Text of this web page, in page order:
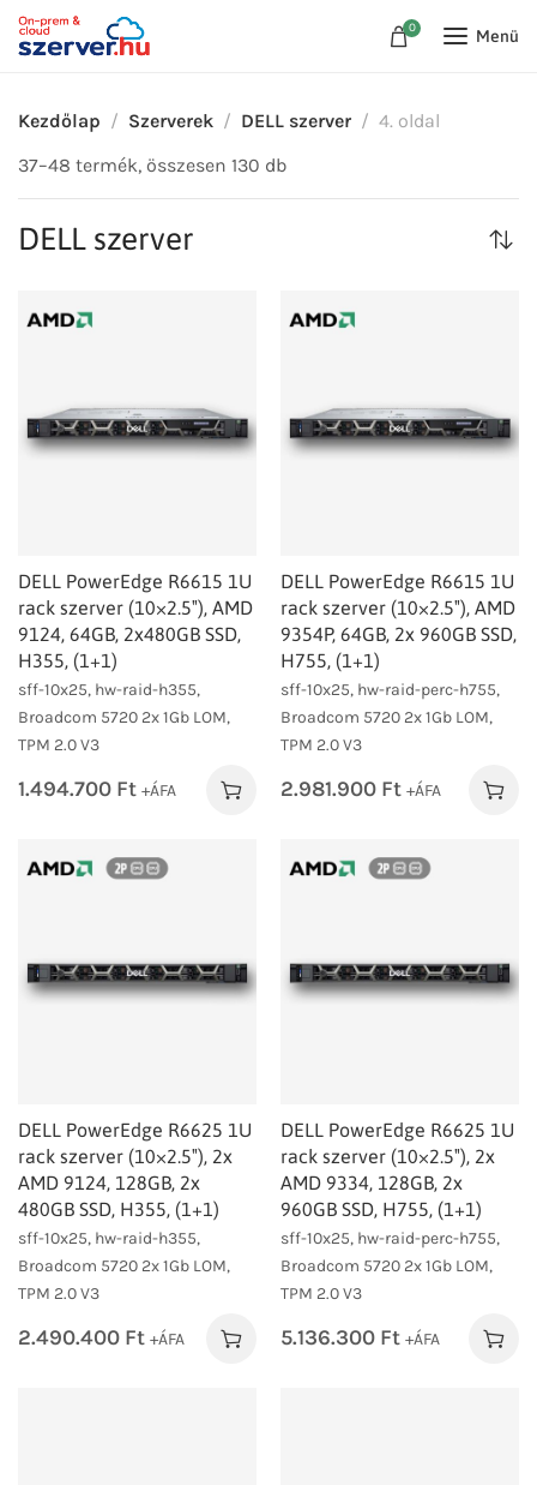
0 Menü
Kezdőlap Szerverek DELL szerver
4. oldal
37–48 termék, összesen 130 db
DELL szerver
DELL PowerEdge R6615 1U
rack szerver (10×2.5″), AMD
9124, 64GB, 2x480GB SSD,
H355, (1+1)
sff-10x25, hw-raid-h355,
Broadcom 5720 2x 1Gb LOM,
TPM 2.0 V3
1.494.700 Ft +ÁFA
DELL PowerEdge R6615 1U
rack szerver (10×2.5″), AMD
9354P, 64GB, 2x 960GB SSD,
H755, (1+1)
sff-10x25, hw-raid-perc-h755,
Broadcom 5720 2x 1Gb LOM,
TPM 2.0 V3
2.981.900 Ft +ÁFA
DELL PowerEdge R6625 1U
rack szerver (10×2.5″), 2x
AMD 9124, 128GB, 2x
480GB SSD, H355, (1+1)
sff-10x25, hw-raid-h355,
Broadcom 5720 2x 1Gb LOM,
TPM 2.0 V3
2.490.400 Ft +ÁFA
DELL PowerEdge R6625 1U
rack szerver (10×2.5″), 2x
AMD 9334, 128GB, 2x
960GB SSD, H755, (1+1)
sff-10x25, hw-raid-perc-h755,
Broadcom 5720 2x 1Gb LOM,
TPM 2.0 V3
5.136.300 Ft +ÁFA